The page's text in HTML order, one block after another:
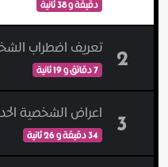
دقيقة و 38 ثانية
2 تعريف اضطراب
7 دقائق و 19 ثانية
3 اعراض الشخصية
34 دقيقة و 26 ثانية